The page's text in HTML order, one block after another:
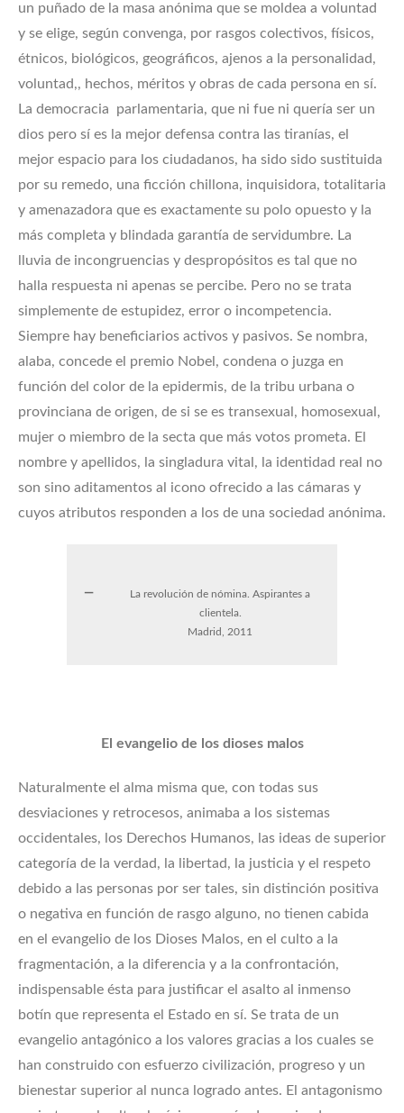
un puñado de la masa anónima que se moldea a voluntad
y se elige, según convenga, por rasgos colectivos, físicos,
étnicos, biológicos, geográficos, ajenos a la personalidad,
voluntad,, hechos, méritos y obras de cada persona en sí.
La democracia parlamentaria, que ni fue ni quería ser un
dios pero sí es la mejor defensa contra las tiranías, el
mejor espacio para los ciudadanos, ha sido sido sustituida
por su remedo, una ficción chillona, inquisidora, totalitaria
y amenazadora que es exactamente su polo opuesto y la
más completa y blindada garantía de servidumbre. La
lluvia de incongruencias y despropósitos es tal que no
halla respuesta ni apenas se percibe. Pero no se trata
simplemente de estupidez, error o incompetencia.
Siempre hay beneficiarios activos y pasivos. Se nombra,
alaba, concede el premio Nobel, condena o juzga en
función del color de la epidermis, de la tribu urbana o
provinciana de origen, de si se es transexual, homosexual,
mujer o miembro de la secta que más votos prometa. El
nombre y apellidos, la singladura vital, la identidad real no
son sino aditamentos al icono ofrecido a las cámaras y
cuyos atributos responden a los de una sociedad anónima.
La revolución de nómina. Aspirantes a
clientela.
Madrid, 2011
El evangelio de los dioses malos
Naturalmente el alma misma que, con todas sus
desviaciones y retrocesos, animaba a los sistemas
occidentales, los Derechos Humanos, las ideas de superior
categoría de la verdad, la libertad, la justicia y el respeto
debido a las personas por ser tales, sin distinción positiva
o negativa en función de rasgo alguno, no tienen cabida
en el evangelio de los Dioses Malos, en el culto a la
fragmentación, a la diferencia y a la confrontación,
indispensable ésta para justificar el asalto al inmenso
botín que representa el Estado en sí. Se trata de un
evangelio antagónico a los valores gracias a los cuales se
han construido con esfuerzo civilización, progreso y un
bienestar superior al nunca logrado antes. El antagonismo